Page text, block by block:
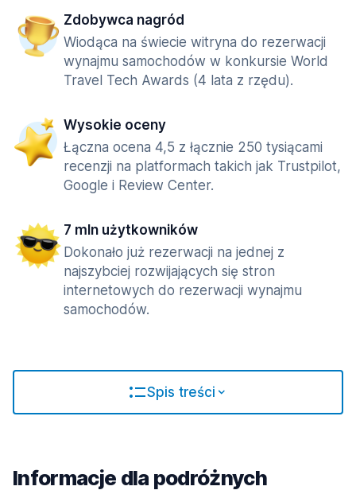
Zdobywca nagród
Wiodąca na świecie witryna do rezerwacji
wynajmu samochodów w konkursie World
Travel Tech Awards (4 lata z rzędu).
Wysokie oceny
Łączna ocena 4,5 z łącznie 250 tysiącami
recenzji na platformach takich jak Trustpilot,
Google i Review Center.
7 mln użytkowników
Dokonało już rezerwacji na jednej z
najszybciej rozwijających się stron
internetowych do rezerwacji wynajmu
samochodów.
Spis treści
Informacje dla podróżnych